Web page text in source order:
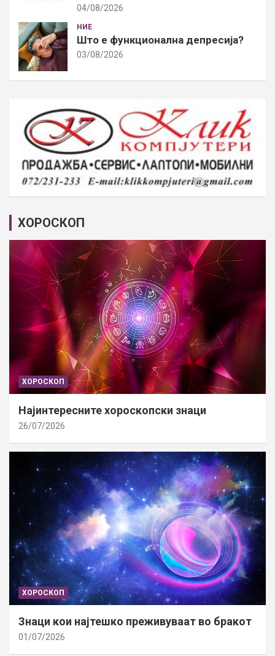
04/08/2026
НИЕ
Што е функционална депресија?
03/08/2026
ХОРОСКОП
ХОРОСКОП
Најинтересните хороскопски знаци
26/07/2026
ХОРОСКОП
Знаци кои најтешко преживуваат во бракот
01/07/2026